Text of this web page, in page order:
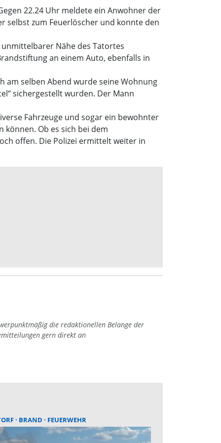
22.24 Uhr meldete ein Anwohner der
selbst zum Feuerlöscher und konnte den
Nähe des Tatortes
an einem Auto, ebenfalls in
am selben Abend wurde seine Wohnung
sichergestellt wurden. Der Mann
Fahrzeuge und sogar ein bewohnter
können. Ob es sich bei dem
offen. Die Polizei ermittelt weiter in
die redaktionellen Belange der
gern direkt an
BRAND FEUERWEHR